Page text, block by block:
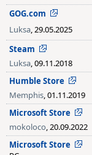
GOG.com
Luksa, 29.05.2025
Steam
Luksa, 09.11.2018
Humble Store
Memphis, 01.11.2019
Microsoft Store
mokoloco, 20.09.2022
Microsoft Store